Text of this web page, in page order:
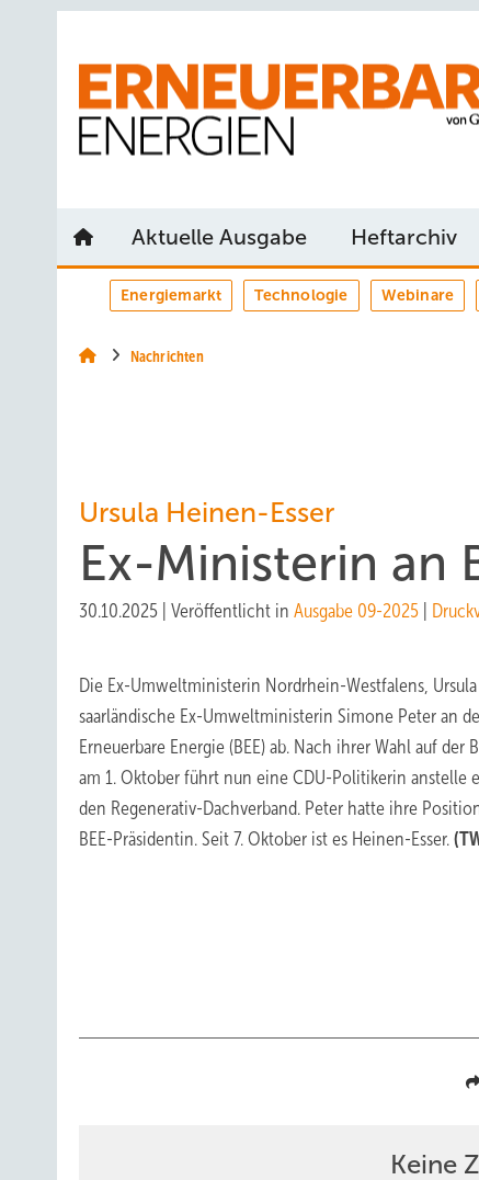
Aktuelle Ausgabe Heftarchiv
Energiemarkt Technologie Webinare
Nachrichten
Ursula Heinen-Esser
Ex-Ministerin an
30.10.2025 Veröffentlicht in Ausgabe 09-2025
Die Ex-Umweltministerin Nordrhein-Westfalens,
saarländische Ex-Umweltministerin Simone Peter an
Erneuerbare Energie (BEE) ab. Nach ihrer Wahl auf der
am 1. Oktober führt nun eine CDU-Politikerin anstelle
den Regenerativ-Dachverband. Peter hatte ihre
BEE-Präsidentin. Seit 7. Oktober ist es Heinen-Esser.
Keine